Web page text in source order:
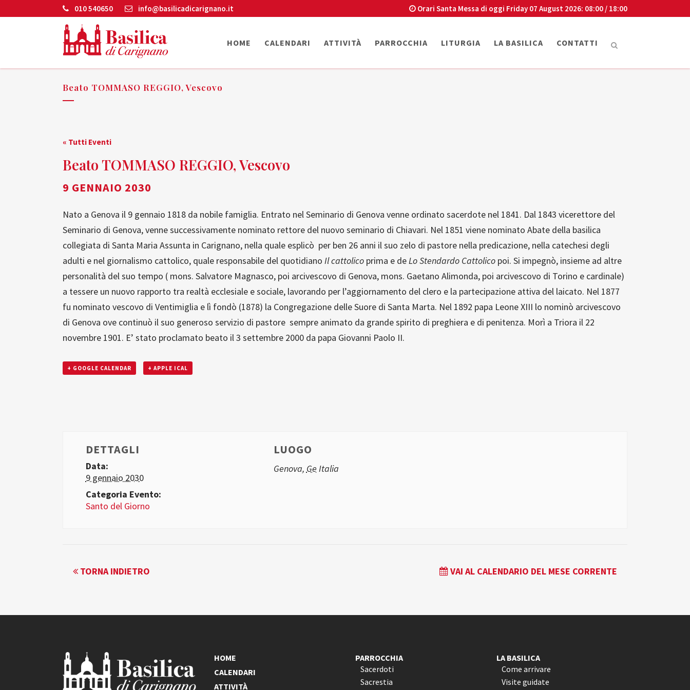
010 540650 info@basilicadicarignano.it Orari Santa Messa di oggi Friday 07 August 2026: 08:00 / 18:00
HOME CALENDARI ATTIVITÀ PARROCCHIA LITURGIA LA BASILICA CONTATTI
Beato TOMMASO REGGIO, Vescovo
« Tutti Eventi
Beato TOMMASO REGGIO, Vescovo
9 GENNAIO 2030
Nato a Genova il 9 gennaio 1818 da nobile famiglia. Entrato nel Seminario di Genova venne ordinato sacerdote nel 1841. Dal 1843 vicerettore del
Seminario di Genova, venne successivamente nominato rettore del nuovo seminario di Chiavari. Nel 1851 viene nominato Abate della basilica
collegiata di Santa Maria Assunta in Carignano, nella quale esplicò per ben 26 anni il suo zelo di pastore nella predicazione, nella catechesi degli
adulti e nel giornalismo cattolico, quale responsabile del quotidiano Il cattolico prima e deLo Stendardo Cattolico poi. Si impegnò, insieme ad altre
personalità del suo tempo ( mons. Salvatore Magnasco, poi arcivescovo di Genova, mons. Gaetano Alimonda, poi arcivescovo di Torino e cardinale)
a tessere un nuovo rapporto tra realtà ecclesiale e sociale, lavorando per l’aggiornamento del clero e la partecipazione attiva del laicato. Nel 1877
fu nominato vescovo di Ventimiglia e lì fondò (1878) la Congregazione delle Suore di Santa Marta. Nel 1892 papa Leone XIII lo nominò arcivescovo
di Genova ove continuò il suo generoso servizio di pastore sempre animato da grande spirito di preghiera e di penitenza. Morì a Triora il 22
novembre 1901. E’ stato proclamato beato il 3 settembre 2000 da papa Giovanni Paolo II.
+ GOOGLE CALENDAR + APPLE ICAL
DETTAGLI
Data:
9 gennaio 2030
Categoria Evento:
Santo del Giorno
LUOGO
Genova, Ge Italia
EVENTO
TORNA INDIETRO VAI AL CALENDARIO DEL MESE CORRENTE
HOME
CALENDARI
ATTIVITÀ
PARROCCHIA
Sacerdoti
Sacrestia
LA BASILICA
Come arrivare
Visite guidate